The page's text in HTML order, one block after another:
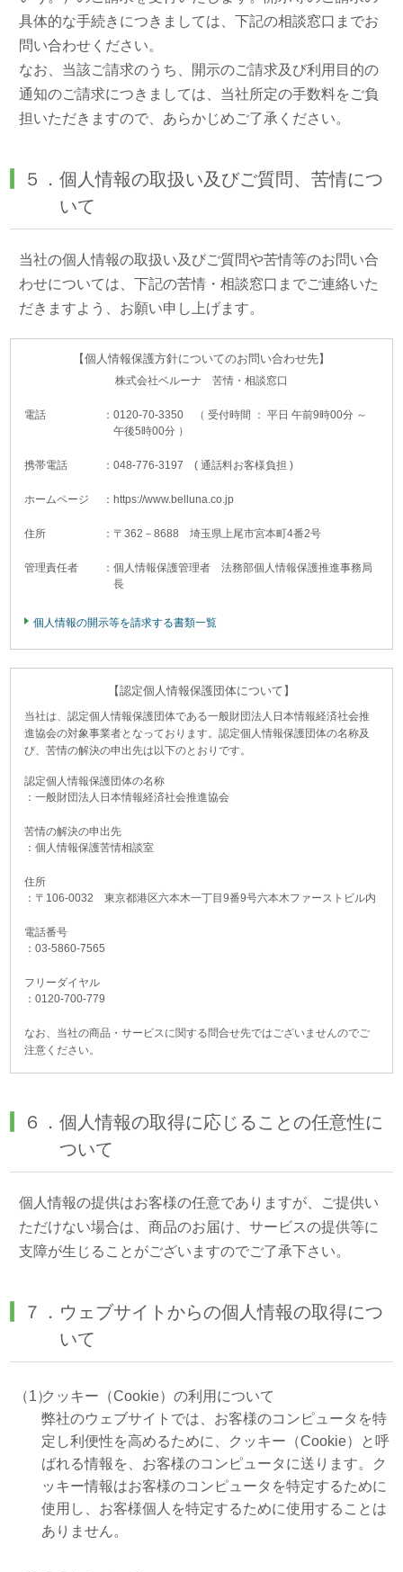
具体的な手続きにつきましては、下記の相談窓口までお
問い合わせください。
なお、当該ご請求のうち、開示のご請求及び利用目的の
通知のご請求につきましては、当社所定の手数料をご負
担いただきますので、あらかじめご了承ください。
５．個人情報の取扱い及びご質問、苦情につ
いて
当社の個人情報の取扱い及びご質問や苦情等のお問い合
わせについては、下記の苦情・相談窓口までご連絡いた
だきますよう、お願い申し上げます。
【個人情報保護方針についてのお問い合わせ先】
株式会社ベルーナ 苦情・相談窓口
電話
：0120-70-3350 （ 受付時間 ： 平日 午前9時00分 ～
午後5時00分 ）
携帯電話 ：048-776-3197 ( 通話料お客様負担 )
ホームページ ： https://www.belluna.co.jp
住所 ：〒362－8688 埼玉県上尾市宮本町4番2号
管理責任者
：個人情報保護管理者 法務部個人情報保護推進事務局
長
個人情報の開示等を請求する書類一覧
【認定個人情報保護団体について】
当社は、認定個人情報保護団体である一般財団法人日本情報経済社会推
進協会の対象事業者となっております。認定個人情報保護団体の名称及
び、苦情の解決の申出先は以下のとおりです。
認定個人情報保護団体の名称
：一般財団法人日本情報経済社会推進協会
苦情の解決の申出先
：個人情報保護苦情相談室
住所
：〒106-0032 東京都港区六本木一丁目9番9号六本木ファーストビル内
電話番号
：03-5860-7565
フリーダイヤル
：0120-700-779
なお、当社の商品・サービスに関する問合せ先ではございませんのでご
注意ください。
６．個人情報の取得に応じることの任意性に
ついて
個人情報の提供はお客様の任意でありますが、ご提供い
ただけない場合は、商品のお届け、サービスの提供等に
支障が生じることがございますのでご了承下さい。
７．ウェブサイトからの個人情報の取得につ
いて
（1）クッキー（Cookie）の利用について
弊社のウェブサイトでは、お客様のコンピュータを特
定し利便性を高めるために、クッキー（Cookie）と呼
ばれる情報を、お客様のコンピュータに送ります。ク
ッキー情報はお客様のコンピュータを特定するために
使用し、お客様個人を特定するために使用することは
ありません。